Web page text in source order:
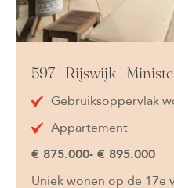
597 | Rijswijk |
Gebruiksoppervlak
Appartement
€ 875.000- € 895.000
Uniek wonen op de